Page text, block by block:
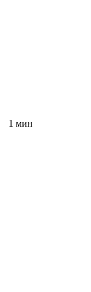
1 мин